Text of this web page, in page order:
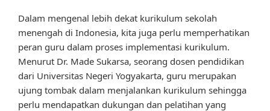
Dalam mengenal lebih dekat kurikulum sekolah
menengah di Indonesia, kita juga perlu memperhatikan
peran guru dalam proses implementasi kurikulum.
Menurut Dr. Made Sukarsa, seorang dosen pendidikan
dari Universitas Negeri Yogyakarta, guru merupakan
ujung tombak dalam menjalankan kurikulum sehingga
perlu mendapatkan dukungan dan pelatihan yang